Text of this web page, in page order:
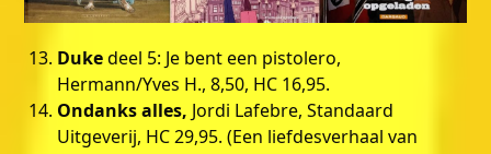
Dukedeel 5: Je bent een pistolero,
Hermann/Yves H., 8,50, HC 16,95.
Ondanks alles, Jordi Lafebre, Standaard
Uitgeverij, HC 29,95. (Een liefdesverhaal van